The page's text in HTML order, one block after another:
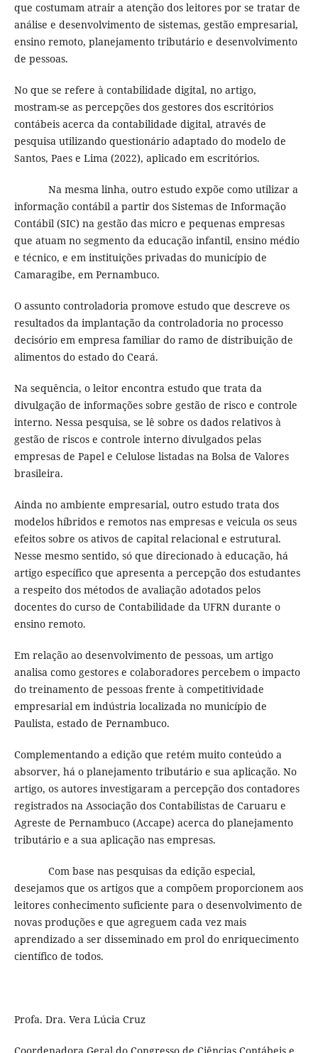
que costumam atrair a atenção dos leitores por se tratar de
análise e desenvolvimento de sistemas, gestão empresarial,
ensino remoto, planejamento tributário e desenvolvimento
de pessoas.
No que se refere à contabilidade digital, no artigo,
mostram-se as percepções dos gestores dos escritórios
contábeis acerca da contabilidade digital, através de
pesquisa utilizando questionário adaptado do modelo de
Santos, Paes e Lima (2022), aplicado em escritórios.
Na mesma linha, outro estudo expõe como utilizar a
informação contábil a partir dos Sistemas de Informação
Contábil (SIC) na gestão das micro e pequenas empresas
que atuam no segmento da educação infantil, ensino médio
e técnico, e em instituições privadas do município de
Camaragibe, em Pernambuco.
O assunto controladoria promove estudo que descreve os
resultados da implantação da controladoria no processo
decisório em empresa familiar do ramo de distribuição de
alimentos do estado do Ceará.
Na sequência, o leitor encontra estudo que trata da
divulgação de informações sobre gestão de risco e controle
interno. Nessa pesquisa, se lê sobre os dados relativos à
gestão de riscos e controle interno divulgados pelas
empresas de Papel e Celulose listadas na Bolsa de Valores
brasileira.
Ainda no ambiente empresarial, outro estudo trata dos
modelos híbridos e remotos nas empresas e veicula os seus
efeitos sobre os ativos de capital relacional e estrutural.
Nesse mesmo sentido, só que direcionado à educação, há
artigo específico que apresenta a percepção dos estudantes
a respeito dos métodos de avaliação adotados pelos
docentes do curso de Contabilidade da UFRN durante o
ensino remoto.
Em relação ao desenvolvimento de pessoas, um artigo
analisa como gestores e colaboradores percebem o impacto
do treinamento de pessoas frente à competitividade
empresarial em indústria localizada no município de
Paulista, estado de Pernambuco.
Complementando a edição que retém muito conteúdo a
absorver, há o planejamento tributário e sua aplicação. No
artigo, os autores investigaram a percepção dos contadores
registrados na Associação dos Contabilistas de Caruaru e
Agreste de Pernambuco (Accape) acerca do planejamento
tributário e a sua aplicação nas empresas.
Com base nas pesquisas da edição especial,
desejamos que os artigos que a compõem proporcionem aos
leitores conhecimento suficiente para o desenvolvimento de
novas produções e que agreguem cada vez mais
aprendizado a ser disseminado em prol do enriquecimento
científico de todos.
Profa. Dra. Vera Lúcia Cruz
Coordenadora Geral do Congresso de Ciências Contábeis e